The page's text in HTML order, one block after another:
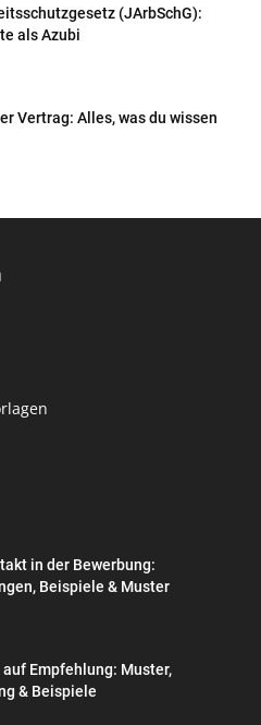
(JArbSchG):
als Azubi
Vertrag: Alles, was du wissen
in der Bewerbung:
Beispiele & Muster
auf Empfehlung: Muster,
& Beispiele